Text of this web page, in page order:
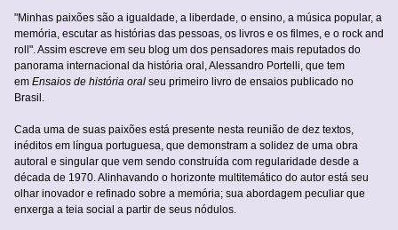
"Minhas paixões são a igualdade, a liberdade, o ensino, a música popular, a
memória, escutar as histórias das pessoas, os livros e os filmes, e o rock and
roll". Assim escreve em seu blog um dos pensadores mais reputados do
panorama internacional da história oral, Alessandro Portelli, que tem
em Ensaios de história oral seu primeiro livro de ensaios publicado no
Brasil.
Cada uma de suas paixões está presente nesta reunião de dez textos,
inéditos em língua portuguesa, que demonstram a solidez de uma obra
autoral e singular que vem sendo construída com regularidade desde a
década de 1970. Alinhavando o horizonte multitemático do autor está seu
olhar inovador e refinado sobre a memória; sua abordagem peculiar que
enxerga a teia social a partir de seus nódulos.